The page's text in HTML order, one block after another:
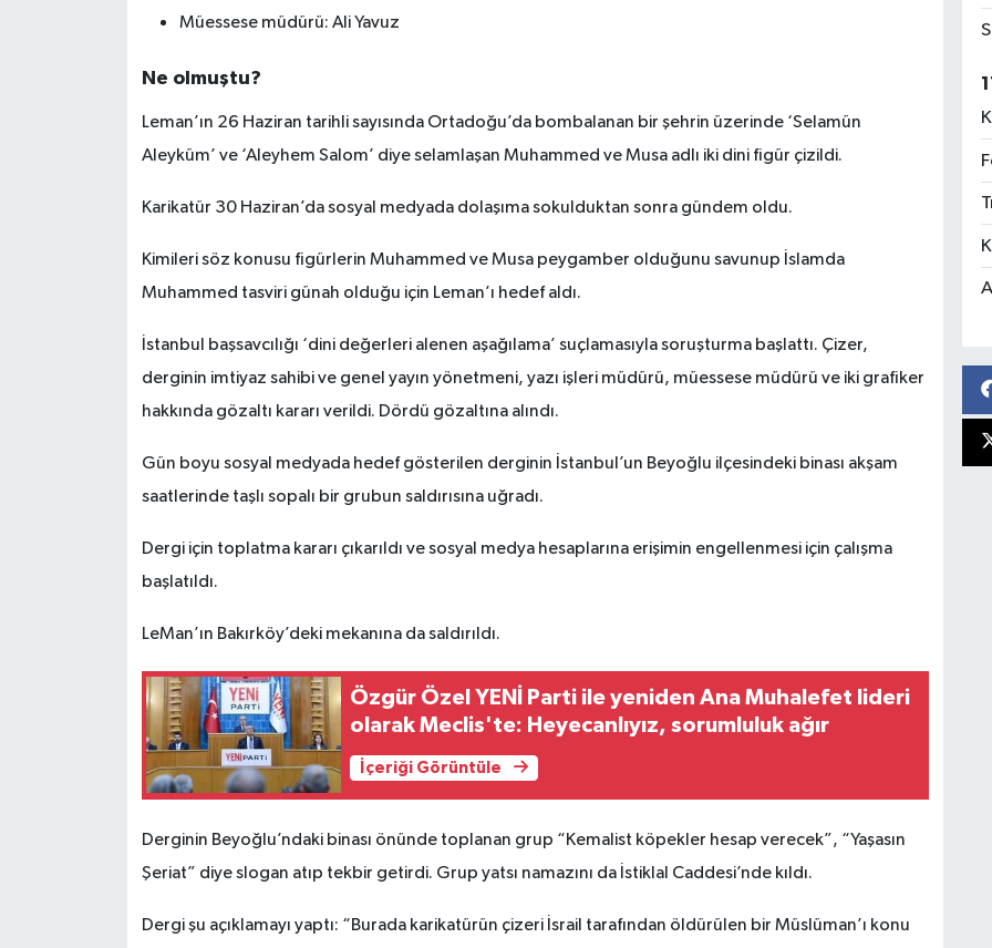
Müessese müdürü: Ali Yavuz
Ne olmuştu?
Leman’ın 26 Haziran tarihli sayısında Ortadoğu’da bombalanan bir şehrin üzerinde ‘Selamün
Aleyküm’ ve ‘Aleyhem Salom’ diye selamlaşan Muhammed ve Musa adlı iki dini figür çizildi.
Karikatür 30 Haziran’da sosyal medyada dolaşıma sokulduktan sonra gündem oldu.
Kimileri söz konusu figürlerin Muhammed ve Musa peygamber olduğunu savunup İslamda
Muhammed tasviri günah olduğu için Leman’ı hedef aldı.
İstanbul başsavcılığı ‘dini değerleri alenen aşağılama’ suçlamasıyla soruşturma başlattı. Çizer,
derginin imtiyaz sahibi ve genel yayın yönetmeni, yazı işleri müdürü, müessese müdürü ve iki grafiker
hakkında gözaltı kararı verildi. Dördü gözaltına alındı.
Gün boyu sosyal medyada hedef gösterilen derginin İstanbul’un Beyoğlu ilçesindeki binası akşam
saatlerinde taşlı sopalı bir grubun saldırısına uğradı.
Dergi için toplatma kararı çıkarıldı ve sosyal medya hesaplarına erişimin engellenmesi için çalışma
başlatıldı.
LeMan’ın Bakırköy’deki mekanına da saldırıldı.
Özgür Özel YENİ Parti ile yeniden Ana Muhalefet lideri
olarak Meclis'te: Heyecanlıyız, sorumluluk ağır
İçeriği Görüntüle
Derginin Beyoğlu’ndaki binası önünde toplanan grup “Kemalist köpekler hesap verecek”, “Yaşasın
Şeriat” diye slogan atıp tekbir getirdi. Grup yatsı namazını da İstiklal Caddesi’nde kıldı.
Dergi şu açıklamayı yaptı: “Burada karikatürün çizeri İsrail tarafından öldürülen bir Müslüman’ı konu